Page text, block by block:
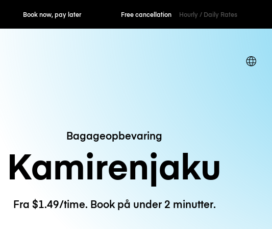
now, pay later Free cancellation Hourly / Daily Rates
Bagageopbevaring
Kamirenjaku
Fra $1.49/time. Book på under 2 minutter.